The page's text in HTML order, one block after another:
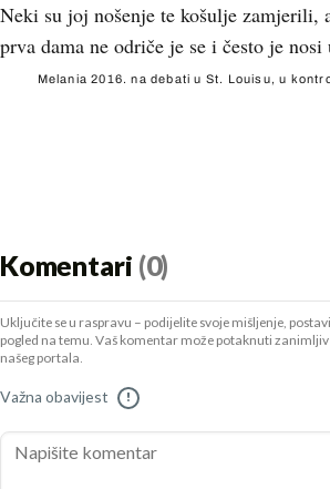
Neki su joj nošenje te košulje zamjerili,
prva dama ne odriče je se i često je
Melania 2016. na debati u St. Louisu, u
Komentari (0)
Uključite se u raspravu – podijelite svoje mišljenje,
pogled na temu. Vaš komentar može potaknuti
našeg portala.
Važna obavijest !